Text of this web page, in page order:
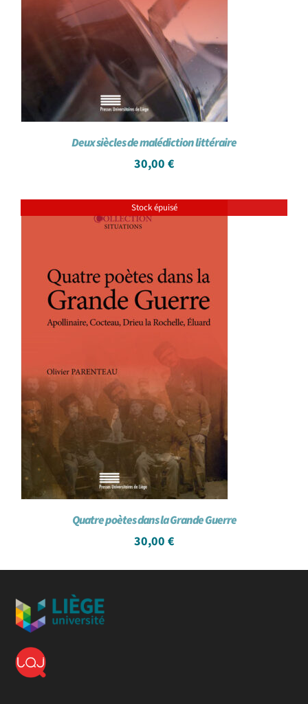
Deux siècles de malédiction littéraire
30,00 €
Stock épuisé
Quatre poètes dans la Grande Guerre
30,00 €